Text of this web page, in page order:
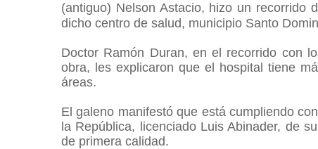
(antiguo) Nelson Astacio, hizo un recorrido
dicho centro de salud, municipio Santo
Doctor Ramón Duran, en el recorrido con
obra, les explicaron que el hospital tiene
áreas.
El galeno manifestó que está cumpliendo
la República, licenciado Luis Abinader, de
de primera calidad.